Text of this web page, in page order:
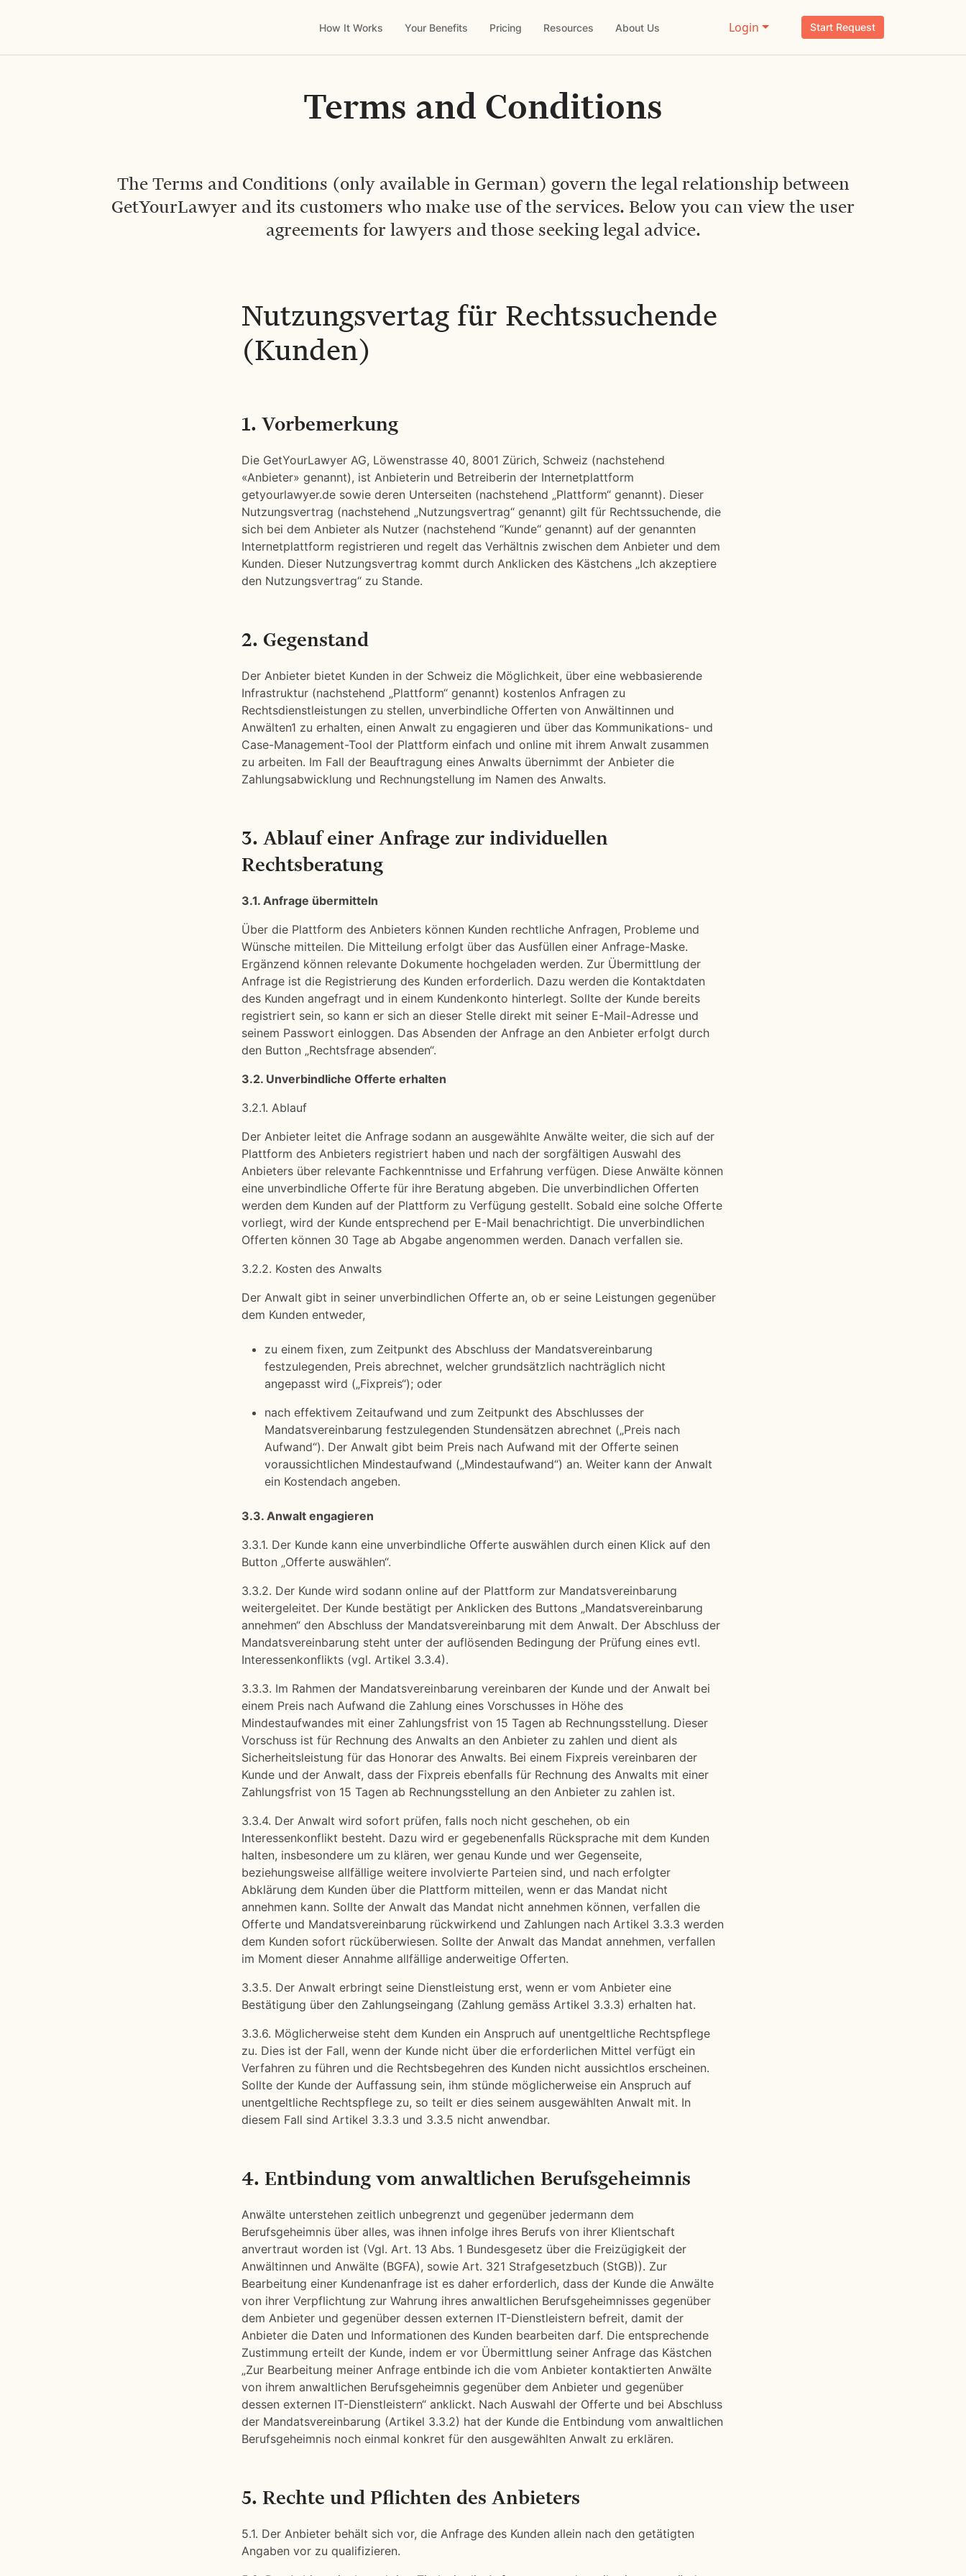
How It Works Your Benefits Pricing Resources About Us Login Start Request
Terms and Conditions
The Terms and Conditions (only available in German) govern the legal relationship between
GetYourLawyer and its customers who make use of the services. Below you can view the user
agreements for lawyers and those seeking legal advice.
Nutzungsvertag für Rechtssuchende
(Kunden)
1. Vorbemerkung
Die GetYourLawyer AG, Löwenstrasse 40, 8001 Zürich, Schweiz (nachstehend
«Anbieter» genannt), ist Anbieterin und Betreiberin der Internetplattform
getyourlawyer.de sowie deren Unterseiten (nachstehend „Plattform“ genannt). Dieser
Nutzungsvertrag (nachstehend „Nutzungsvertrag“ genannt) gilt für Rechtssuchende, die
sich bei dem Anbieter als Nutzer (nachstehend “Kunde“ genannt) auf der genannten
Internetplattform registrieren und regelt das Verhältnis zwischen dem Anbieter und dem
Kunden. Dieser Nutzungsvertrag kommt durch Anklicken des Kästchens „Ich akzeptiere
den Nutzungsvertrag“ zu Stande.
2. Gegenstand
Der Anbieter bietet Kunden in der Schweiz die Möglichkeit, über eine webbasierende
Infrastruktur (nachstehend „Plattform“ genannt) kostenlos Anfragen zu
Rechtsdienstleistungen zu stellen, unverbindliche Offerten von Anwältinnen und
Anwälten1 zu erhalten, einen Anwalt zu engagieren und über das Kommunikations- und
Case-Management-Tool der Plattform einfach und online mit ihrem Anwalt zusammen
zu arbeiten. Im Fall der Beauftragung eines Anwalts übernimmt der Anbieter die
Zahlungsabwicklung und Rechnungstellung im Namen des Anwalts.
3. Ablauf einer Anfrage zur individuellen
Rechtsberatung
3.1. Anfrage übermitteln
Über die Plattform des Anbieters können Kunden rechtliche Anfragen, Probleme und
Wünsche mitteilen. Die Mitteilung erfolgt über das Ausfüllen einer Anfrage-Maske.
Ergänzend können relevante Dokumente hochgeladen werden. Zur Übermittlung der
Anfrage ist die Registrierung des Kunden erforderlich. Dazu werden die Kontaktdaten
des Kunden angefragt und in einem Kundenkonto hinterlegt. Sollte der Kunde bereits
registriert sein, so kann er sich an dieser Stelle direkt mit seiner E-Mail-Adresse und
seinem Passwort einloggen. Das Absenden der Anfrage an den Anbieter erfolgt durch
den Button „Rechtsfrage absenden“.
3.2. Unverbindliche Offerte erhalten
3.2.1. Ablauf
Der Anbieter leitet die Anfrage sodann an ausgewählte Anwälte weiter, die sich auf der
Plattform des Anbieters registriert haben und nach der sorgfältigen Auswahl des
Anbieters über relevante Fachkenntnisse und Erfahrung verfügen. Diese Anwälte können
eine unverbindliche Offerte für ihre Beratung abgeben. Die unverbindlichen Offerten
werden dem Kunden auf der Plattform zu Verfügung gestellt. Sobald eine solche Offerte
vorliegt, wird der Kunde entsprechend per E-Mail benachrichtigt. Die unverbindlichen
Offerten können 30 Tage ab Abgabe angenommen werden. Danach verfallen sie.
3.2.2. Kosten des Anwalts
Der Anwalt gibt in seiner unverbindlichen Offerte an, ob er seine Leistungen gegenüber
dem Kunden entweder,
zu einem fixen, zum Zeitpunkt des Abschluss der Mandatsvereinbarung
festzulegenden, Preis abrechnet, welcher grundsätzlich nachträglich nicht
angepasst wird („Fixpreis“); oder
nach effektivem Zeitaufwand und zum Zeitpunkt des Abschlusses der
Mandatsvereinbarung festzulegenden Stundensätzen abrechnet („Preis nach
Aufwand“). Der Anwalt gibt beim Preis nach Aufwand mit der Offerte seinen
voraussichtlichen Mindestaufwand („Mindestaufwand“) an. Weiter kann der Anwalt
ein Kostendach angeben.
3.3. Anwalt engagieren
3.3.1. Der Kunde kann eine unverbindliche Offerte auswählen durch einen Klick auf den
Button „Offerte auswählen“.
3.3.2. Der Kunde wird sodann online auf der Plattform zur Mandatsvereinbarung
weitergeleitet. Der Kunde bestätigt per Anklicken des Buttons „Mandatsvereinbarung
annehmen“ den Abschluss der Mandatsvereinbarung mit dem Anwalt. Der Abschluss der
Mandatsvereinbarung steht unter der auflösenden Bedingung der Prüfung eines evtl.
Interessenkonflikts (vgl. Artikel 3.3.4).
3.3.3. Im Rahmen der Mandatsvereinbarung vereinbaren der Kunde und der Anwalt bei
einem Preis nach Aufwand die Zahlung eines Vorschusses in Höhe des
Mindestaufwandes mit einer Zahlungsfrist von 15 Tagen ab Rechnungsstellung. Dieser
Vorschuss ist für Rechnung des Anwalts an den Anbieter zu zahlen und dient als
Sicherheitsleistung für das Honorar des Anwalts. Bei einem Fixpreis vereinbaren der
Kunde und der Anwalt, dass der Fixpreis ebenfalls für Rechnung des Anwalts mit einer
Zahlungsfrist von 15 Tagen ab Rechnungsstellung an den Anbieter zu zahlen ist.
3.3.4. Der Anwalt wird sofort prüfen, falls noch nicht geschehen, ob ein
Interessenkonflikt besteht. Dazu wird er gegebenenfalls Rücksprache mit dem Kunden
halten, insbesondere um zu klären, wer genau Kunde und wer Gegenseite,
beziehungsweise allfällige weitere involvierte Parteien sind, und nach erfolgter
Abklärung dem Kunden über die Plattform mitteilen, wenn er das Mandat nicht
annehmen kann. Sollte der Anwalt das Mandat nicht annehmen können, verfallen die
Offerte und Mandatsvereinbarung rückwirkend und Zahlungen nach Artikel 3.3.3 werden
dem Kunden sofort rücküberwiesen. Sollte der Anwalt das Mandat annehmen, verfallen
im Moment dieser Annahme allfällige anderweitige Offerten.
3.3.5. Der Anwalt erbringt seine Dienstleistung erst, wenn er vom Anbieter eine
Bestätigung über den Zahlungseingang (Zahlung gemäss Artikel 3.3.3) erhalten hat.
3.3.6. Möglicherweise steht dem Kunden ein Anspruch auf unentgeltliche Rechtspflege
zu. Dies ist der Fall, wenn der Kunde nicht über die erforderlichen Mittel verfügt ein
Verfahren zu führen und die Rechtsbegehren des Kunden nicht aussichtlos erscheinen.
Sollte der Kunde der Auffassung sein, ihm stünde möglicherweise ein Anspruch auf
unentgeltliche Rechtspflege zu, so teilt er dies seinem ausgewählten Anwalt mit. In
diesem Fall sind Artikel 3.3.3 und 3.3.5 nicht anwendbar.
4. Entbindung vom anwaltlichen Berufsgeheimnis
Anwälte unterstehen zeitlich unbegrenzt und gegenüber jedermann dem
Berufsgeheimnis über alles, was ihnen infolge ihres Berufs von ihrer Klientschaft
anvertraut worden ist (Vgl. Art. 13 Abs. 1 Bundesgesetz über die Freizügigkeit der
Anwältinnen und Anwälte (BGFA), sowie Art. 321 Strafgesetzbuch (StGB)). Zur
Bearbeitung einer Kundenanfrage ist es daher erforderlich, dass der Kunde die Anwälte
von ihrer Verpflichtung zur Wahrung ihres anwaltlichen Berufsgeheimnisses gegenüber
dem Anbieter und gegenüber dessen externen IT-Dienstleistern befreit, damit der
Anbieter die Daten und Informationen des Kunden bearbeiten darf. Die entsprechende
Zustimmung erteilt der Kunde, indem er vor Übermittlung seiner Anfrage das Kästchen
„Zur Bearbeitung meiner Anfrage entbinde ich die vom Anbieter kontaktierten Anwälte
von ihrem anwaltlichen Berufsgeheimnis gegenüber dem Anbieter und gegenüber
dessen externen IT-Dienstleistern“ anklickt. Nach Auswahl der Offerte und bei Abschluss
der Mandatsvereinbarung (Artikel 3.3.2) hat der Kunde die Entbindung vom anwaltlichen
Berufsgeheimnis noch einmal konkret für den ausgewählten Anwalt zu erklären.
5. Rechte und Pflichten des Anbieters
5.1. Der Anbieter behält sich vor, die Anfrage des Kunden allein nach den getätigten
Angaben vor zu qualifizieren.